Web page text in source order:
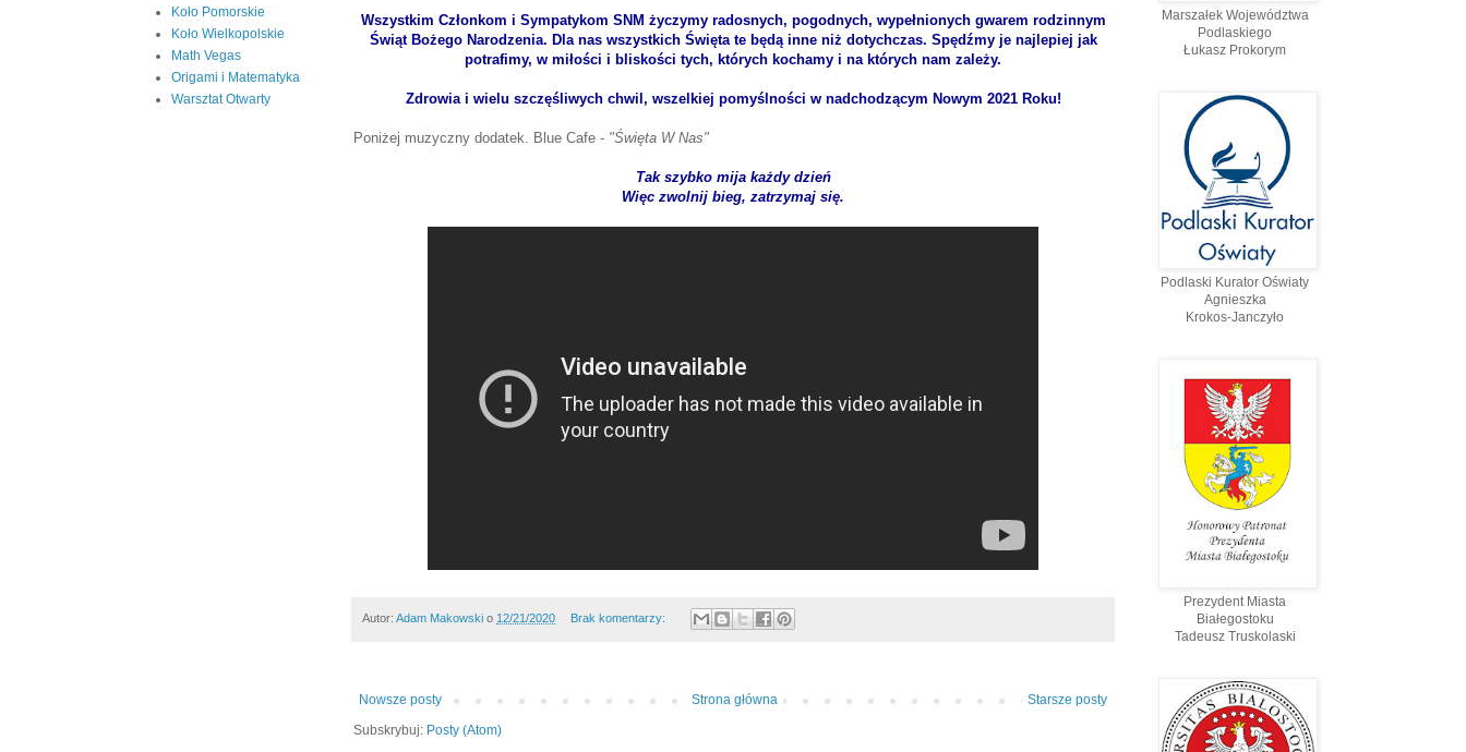
Wszystkim Członkom i Sympatykom SNM życzymy radosnych, pogodnych, wypełnionych gwarem rodzinnym
Świąt Bożego Narodzenia. Dla nas wszystkich Święta te będą inne niż dotychczas. Spędźmy je najlepiej jak
potrafimy, w miłości i bliskości tych, których kochamy i na których nam zależy.
Zdrowia i wielu szczęśliwych chwil, wszelkiej pomyślności w nadchodzącym Nowym 2021 Roku!
Poniżej muzyczny dodatek. Blue Cafe - "Święta W Nas"
Tak szybko mija każdy dzień
Więc zwolnij bieg, zatrzymaj się.
Autor: Adam Makowski o 12/21/2020 Brak komentarzy:
Nowsze posty Starsze posty
Strona główna
Subskrybuj: Posty (Atom)
Koło Pomorskie
Koło Wielkopolskie
Math Vegas
Origami i Matematyka
Warsztat Otwarty
Marszałek Województwa
Podlaskiego
Łukasz Prokorym
Podlaski Kurator Oświaty
Agnieszka
Krokos-Janczyło
Prezydent Miasta
Białegostoku
Tadeusz Truskolaski